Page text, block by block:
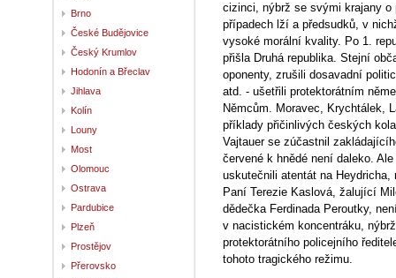
cizinci, nýbrž se svými krajany
případech lží a předsudků, v
vysoké morální kvality. Po 1.
přišla Druhá republika. Stejní
oponenty, zrušili dosavadní
atd. - ušetřili protektorátním
Němcům. Moravec, Krychtálek,
příklady přičinlivých českých
Vajtauer se zúčastnil
červené k hnědé není daleko.
uskutečnili atentát na
Paní Terezie Kaslová, žalující
dědečka Ferdinada Peroutky,
v nacistickém koncentráku,
protektorátního policejního
tohoto tragického režimu.
Brno
České Budějovice
Český Krumlov
Hodonín a Břeclav
Jihlava
Kolín
Louny
Most
Olomouc
Ostrava
Pardubice
Plzeň
Prostějov
Přerovsko